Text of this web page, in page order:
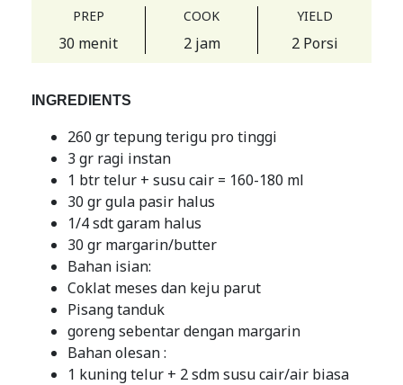
PREP
30 menit
COOK
2 jam
YIELD
2 Porsi
INGREDIENTS
260 gr tepung terigu pro tinggi
3 gr ragi instan
1 btr telur + susu cair = 160-180 ml
30 gr gula pasir halus
1/4 sdt garam halus
30 gr margarin/butter
Bahan isian:
Coklat meses dan keju parut
Pisang tanduk
goreng sebentar dengan margarin
Bahan olesan :
1 kuning telur + 2 sdm susu cair/air biasa